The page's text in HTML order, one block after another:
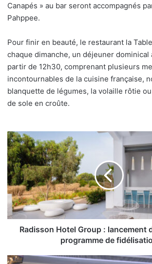
Canapés » au bar seront accompagnés
Pahppee.
Pour finir en beauté, le restaurant la
chaque dimanche, un déjeuner dominical
partir de 12h30, comprenant plusieurs
incontournables de la cuisine française,
blanquette de légumes, la volaille rôtie
de sole en croûte.
Radisson
Hotel
Group
:
lancement
d’un
nouveau
programme
de
fidélisation
Radisson Hotel Group : lancement
programme de
Travel